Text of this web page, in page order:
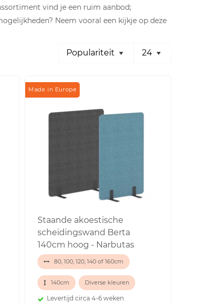
vind je een ruim aanbod;
Neem vooral een kijkje op deze
Made in Europe
Staande akoestische
scheidingswand Berta
140cm hoog - Narbutas
80, 100, 120, 140 of 160cm
140cm Diverse kleuren
Levertijd circa 4-6 weken